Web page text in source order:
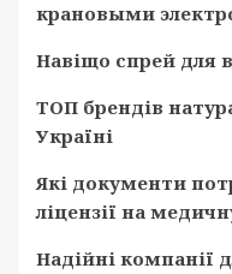
крановыми
Навіщо спрей для
ТОП брендів
Україні
Які документи
ліцензії на
Надійні компанії